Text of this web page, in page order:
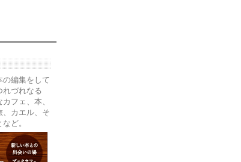
の編集をして
れづれなる
フェ、本、
、カエル、そ
ど。